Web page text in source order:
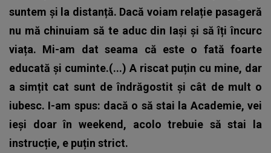
suntem şi la distanță. Dacă voiam relație pasageră
nu mă chinuiam să te aduc din Iaşi şi să îți încurc
viața. Mi-am dat seama că este o fată foarte
educată şi cuminte.(...) A riscat puțin cu mine, dar
a simțit cat sunt de îndrăgostit şi cât de mult o
iubesc. I-am spus: dacă o să stai la Academie, vei
ieşi doar în weekend, acolo trebuie să stai la
instrucție, e puțin strict.